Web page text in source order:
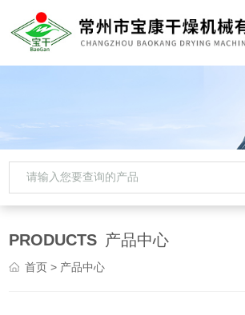
PRODUCTS 产品中心
首页 > 产品中心